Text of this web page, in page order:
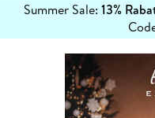
Summer Sale: 13%
erfahren